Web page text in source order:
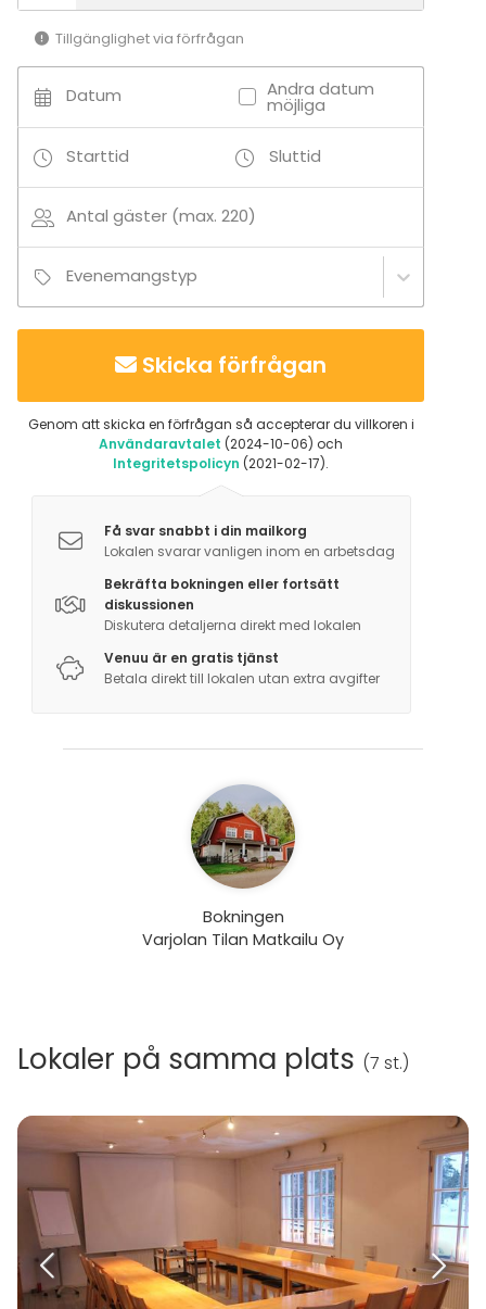
Mässa / Utställning
Rekreation
Stuga / boende
Upplevelse / aktivitet
Julbord / Julfest
Lokal
Bankettsal
Anpassningsbar lokal
Aktiviteter
Utomhusaktiviteter
Tilläggsuppgifter om aktiviteter
Valittavissa suuri määrä erilaisia aktiviteetteja:
- Koskenlasku
- Koskielämykset
- Arktinen kellunta
- Koskikalastukset, myös opastettuna
- Mönkijäsafarit
- Moottorikelkkasafarit
- Rallielämykset
- Patikat ja pyöräilyt
Tillgänglighet via förfrågan
Datum Andra datum
möjliga
Starttid Sluttid
Antal gäster (max. 220)
Evenemangstyp
Skicka förfrågan
Genom att skicka en förfrågan så accepterar du villkoren i
Användaravtalet (2024-10-06) och
Integritetspolicyn (2021-02-17).
Få svar snabbt i din mailkorg
Lokalen svarar vanligen inom en arbetsdag
Bekräfta bokningen eller fortsätt
diskussionen
Diskutera detaljerna direkt med lokalen
Venuu är en gratis tjänst
Betala direkt till lokalen utan extra avgifter
Bokningen
Varjolan Tilan Matkailu Oy
Lokaler på samma plats (7 st.)